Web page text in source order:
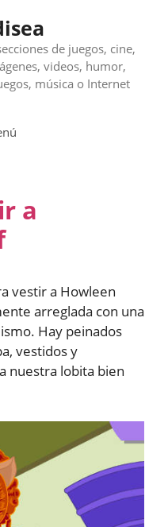
de juegos, cine,
videos, humor,
música o Internet
a
vestir a Howleen
arreglada con una
Hay peinados
vestidos y
nuestra lobita bien